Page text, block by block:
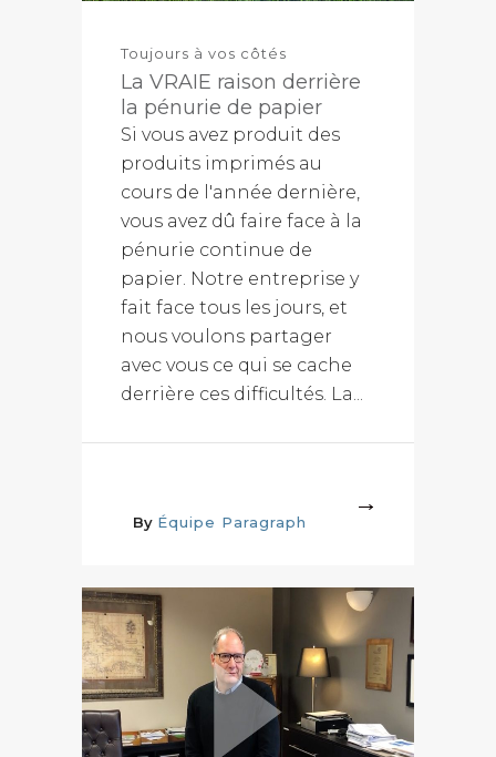
Toujours à vos côtés
La VRAIE raison derrière
la pénurie de papier
Si vous avez produit des
produits imprimés au
cours de l'année dernière,
vous avez dû faire face à la
pénurie continue de
papier. Notre entreprise y
fait face tous les jours, et
nous voulons partager
avec vous ce qui se cache
derrière ces difficultés. La...
By Équipe Paragraph